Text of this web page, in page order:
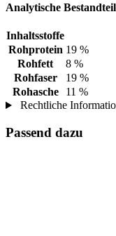
Analytische
Inhaltsstoffe
Rohprotein 19 %
Rohfett
8 %
Rohfaser
19 %
Rohasche
11 %
Rechtliche
Passend dazu